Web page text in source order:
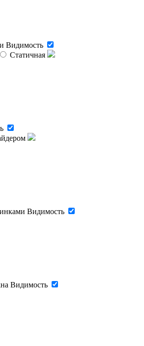
Видимость
Статичная
Видимость
Видимость